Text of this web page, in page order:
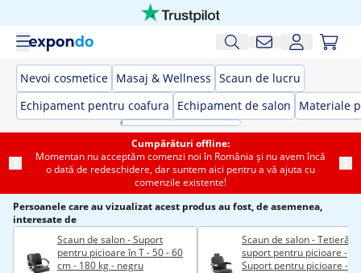
Nevoi cosmetice Masaj & Wellness Scaun de lucru
Echipament pentru coafura
Echipament de salon Materiale
Cumpărături offline:
Momentan nu acceptăm comenzi noi în România și nu avem încă
o dată de redeschidere, dar suntem aici pentru a vă ajuta cu
comenzile existente!
Persoanele care au vizualizat acest produs au fost, de asemenea,
interesate de
Scaun de salon - Suport
pentru picioare în T - 50 - 60
cm - 180 kg - negru
Scaun de salon - Tetieră și
suport pentru picioare -
Suport pentru picioare -